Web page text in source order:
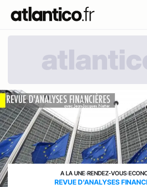
A LA UNE›RENDEZ-VOUS›
REVUE D'ANALYSES